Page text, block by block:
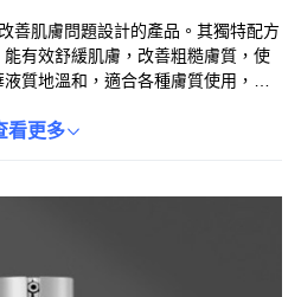
善肌膚問題設計的產品。其獨特配方
有效舒緩肌膚，改善粗糙膚質，使
質地溫和，適合各種膚質使用，即
嫩、光滑。
看更多